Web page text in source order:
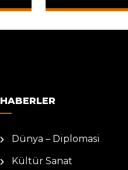
HABERLER
Dünya – Diplomasi
Kültür Sanat